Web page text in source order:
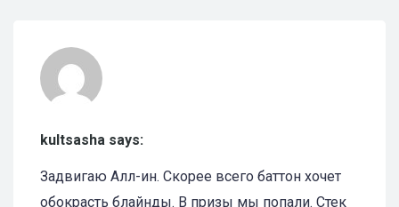
kultsasha says:
Задвигаю Алл-ин. Скорее всего баттон хочет
обокрасть блайнды. В призы мы попали. Стек